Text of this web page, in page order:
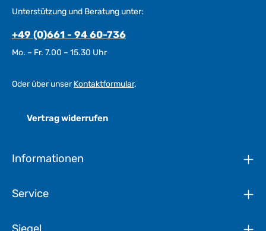
Unterstützung und Beratung unter:
+49 (0)661 - 94 60-736
Mo. – Fr. 7.00 – 15.30 Uhr
Oder über unserKontaktformular.
Vertrag widerrufen
Informationen
Service